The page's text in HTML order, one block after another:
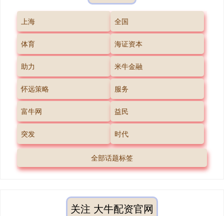
上海 全国
体育 海证资本
助力 米牛金融
怀远策略 服务
富牛网 益民
突发 时代
全部话题标签
关注 大牛配资官网